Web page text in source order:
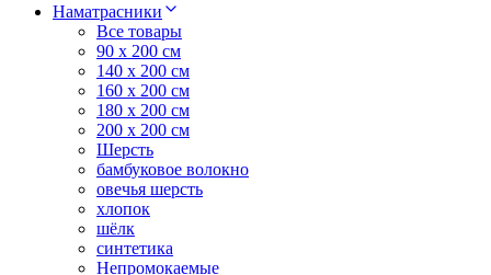
Наматрасники
Все товары
90 x 200 см
140 x 200 см
160 x 200 см
180 x 200 см
200 x 200 см
Шерсть
бамбуковое волокно
овечья шерсть
хлопок
шёлк
синтетика
Непромокаемые